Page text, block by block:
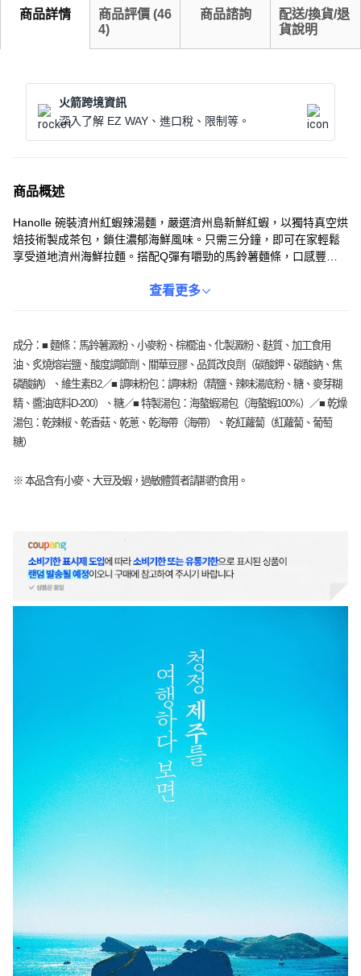
商品詳情 商品評價 (46
4)
商品諮詢
配送/換貨/退
貨說明
火箭跨境資訊
深入了解 EZ WAY、進口稅、限制等。
商品概述
Hanolle 碗裝濟州紅蝦辣湯麵，嚴選濟州島新鮮紅蝦，以獨特真空烘
焙技術製成茶包，鎖住濃郁海鮮風味。只需三分鐘，即可在家輕鬆
享受道地濟州海鮮拉麵。搭配Q彈有嚼勁的馬鈴薯麵條，口感豐
還是想嚐鮮的您，都能隨時隨地享受這碗來自大海的美味。
查看更多
成分：■ 麵條：馬鈴薯澱粉、小麥粉、棕櫚油、化製澱粉、麩質、加工食用
油、炙燒熔岩鹽、酸度調節劑、關華豆膠、品質改良劑（碳酸鉀、碳酸鈉、焦
磷酸鈉）、維生素B2／■ 調味粉包：調味粉（精鹽、辣味湯底粉、糖、麥芽糊
精、醬油底料D-200）、糖／■ 特製湯包：海螯蝦湯包（海螯蝦100%）／■ 乾燥
湯包：乾辣椒、乾香菇、乾蔥、乾海帶（海帶）、乾紅蘿蔔（紅蘿蔔、葡萄
糖）
※ 本品含有小麥、大豆及蝦，過敏體質者請斟酌食用。